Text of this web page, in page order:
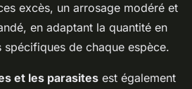
excès, un arrosage modéré et
en adaptant la quantité en
de chaque espèce.
et les parasites est également